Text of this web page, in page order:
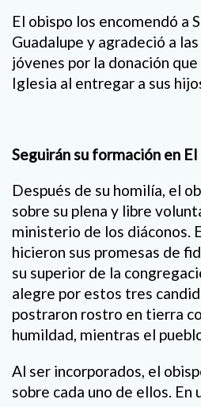
El obispo los encomendó a
Guadalupe y agradeció a
jóvenes por la donación que
Iglesia al entregar a sus
Seguirán su formación en El
Después de su homilía, el
sobre su plena y libre
ministerio de los diáconos.
hicieron sus promesas de
su superior de la
alegre por estos tres
postraron rostro en tierra
humildad, mientras el
Al ser incorporados, el
sobre cada uno de ellos. En